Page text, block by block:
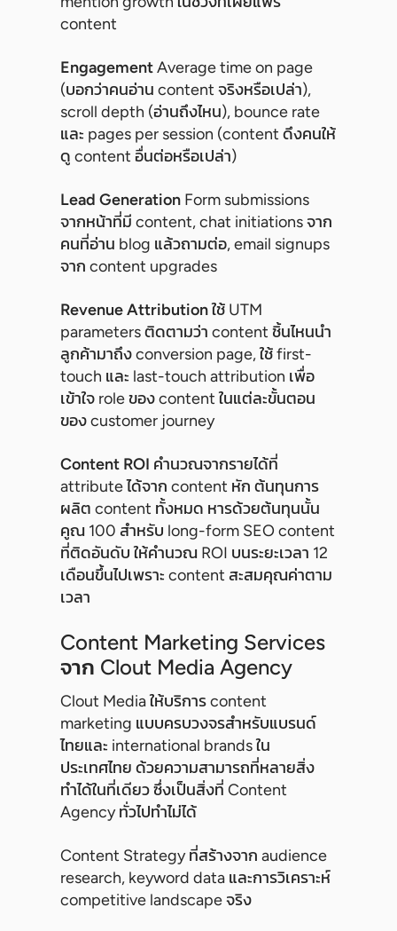
content
EngagementAverage time on page
(บอกว่าคนอ่าน content จริงหรือเปล่า),
scroll depth (อ่านถึงไหน), bounce rate
และ pages per session (content ดึงคนให้
ดู content อื่นต่อหรือเปล่า)
Lead Generation Form submissions
จากหน้าที่มี content, chat initiations จาก
คนที่อ่าน blog แล้วถามต่อ, email signups
จาก content upgrades
Revenue Attributionใช้ UTM
parameters ติดตามว่า content ชิ้นไหนนำ
ลูกค้ามาถึง conversion page, ใช้ first-
touch และ last-touch attribution เพื่อ
เข้าใจ role ของ content ในแต่ละขั้นตอน
ของ customer journey
Content ROI คำนวณจากรายได้ที่
attribute ได้จาก content หัก ต้นทุนการ
ผลิต content ทั้งหมด หารด้วยต้นทุนนั้น
คูณ 100 สำหรับ long-form SEO content
ที่ติดอันดับ ให้คำนวณ ROI บนระยะเวลา 12
เดือนขึ้นไปเพราะ content สะสมคุณค่าตาม
เวลา
Content Marketing Services
จาก Clout Media Agency
Clout Media ให้บริการ content
marketing แบบครบวงจรสำหรับแบรนด์
ไทยและ international brands ใน
ประเทศไทย ด้วยความสามารถที่หลายสิ่ง
ทำได้ในที่เดียว ซึ่งเป็นสิ่งที่ Content
Agency ทั่วไปทำไม่ได้
Content Strategy ที่สร้างจาก audience
research, keyword data และการวิเคราะห์
competitive landscape จริง